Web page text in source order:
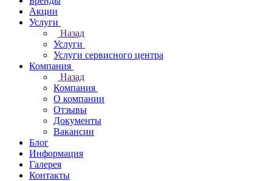
Акции
Услуги
Назад
Услуги
Услуги сервисного центра
Компания
Назад
Компания
О компании
Отзывы
Документы
Вакансии
Блог
Информация
Галерея
Контакты